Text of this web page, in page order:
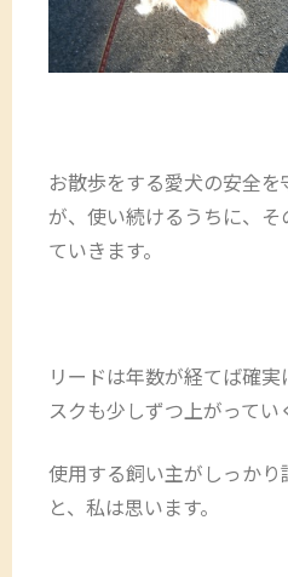
お散歩をする愛犬の安全
が、使い続けるうちに、
ていきます。
リードは年数が経てば確
スクも少しずつ上がってい
使用する飼い主がしっか
と、私は思います。